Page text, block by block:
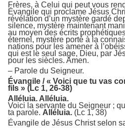
Frères, à Celui qui peut vous
Évangile qui proclame Jésus
révélation d’un mystère gardé
silence, mystère maintenant
au moyen des écrits
éternel, mystère porté à la
nations pour les amener à
qui est le seul sage, Dieu, par
pour les siècles. Amen.
– Parole du Seigneur.
Évangile / « Voici que tu vas
fils » (Lc 1, 26-38)
Alléluia. Alléluia.
Voici la servante du Seigneur ;
ta parole. Alléluia. (Lc 1, 38)
Évangile de Jésus Christ selon